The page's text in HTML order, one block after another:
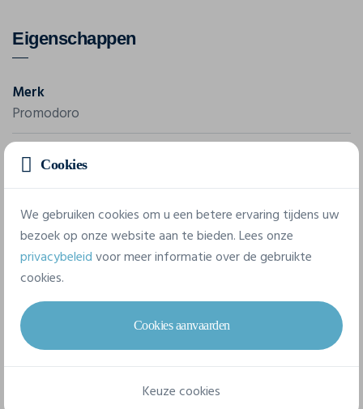
Eigenschappen
Merk
Promodoro
Referentie
3045
3 beschikbare maten
Cookies
We gebruiken cookies om u een betere ervaring tijdens uw
bezoek op onze website aan te bieden. Lees onze
privacybeleidvoor meer informatie over de gebruikte
cookies.
Cookies aanvaarden
Keuze cookies